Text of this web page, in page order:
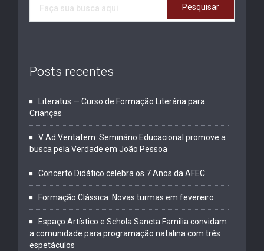
Posts recentes
Literatus — Curso de Formação Literária para
Crianças
V Ad Veritatem: Seminário Educacional promove a
busca pela Verdade em João Pessoa
Concerto Didático celebra os 7 Anos da AFEC
Formação Clássica: Novas turmas em fevereiro
Espaço Artístico e Schola Sancta Familia convidam
a comunidade para programação natalina com três
espetáculos